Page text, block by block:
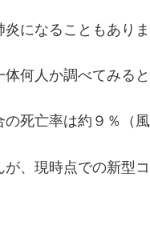
になることもありま
何人か調べてみる
死亡率は約９％（
が、現時点での新型